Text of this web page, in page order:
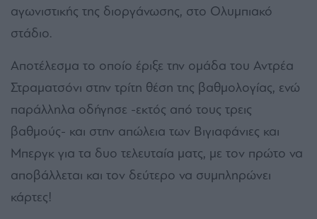
αγωνιστικής της διοργάνωσης, στο Ολυμπιακό
στάδιο.
Αποτέλεσμα το οποίο έριξε την ομάδα του Αντρέα
Στραματσόνι στην τρίτη θέση της βαθμολογίας, ενώ
παράλληλα οδήγησε -εκτός από τους τρεις
βαθμούς- και στην απώλεια των Βιγιαφάνιες και
Μπεργκ για τα δυο τελευταία ματς, με τον πρώτο να
αποβάλλεται και τον δεύτερο να συμπληρώνει
κάρτες!